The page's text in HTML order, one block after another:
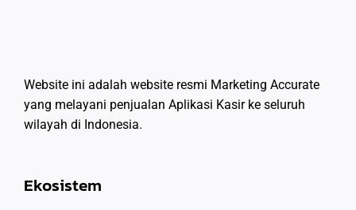
Website ini adalah website resmi Marketing Accurate
yang melayani penjualan Aplikasi Kasir ke seluruh
wilayah di Indonesia.
Ekosistem